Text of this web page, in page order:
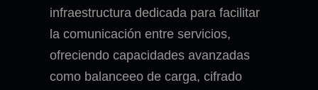
infraestructura dedicada para facilitar
la comunicación entre servicios,
ofreciendo capacidades avanzadas
como balanceeo de carga, cifrado